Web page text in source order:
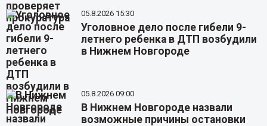
05.8.2026 15:30
Уголовное дело после гибели 9-
летнего ребенка в ДТП возбудили
в Нижнем Новгороде
05.8.2026 09:00
В Нижнем Новгороде назвали
возможные причины остановки